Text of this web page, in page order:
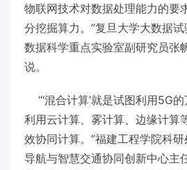
物联网技术对数据处理能力的要
分挖掘算力。”复旦大学大数据
数据科学重点实验室副研究员张
说。
“‘混合计算’就是试图利用5G
利用云计算、雾计算、边缘计算
效协同计算。”福建工程学院科
导航与智慧交通协同创新中心主